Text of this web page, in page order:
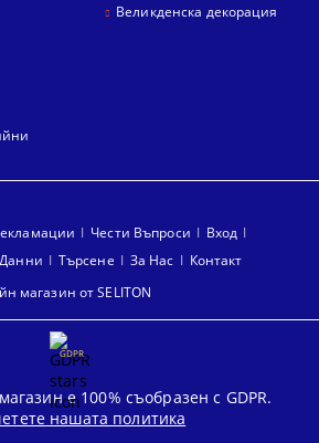
Великденска декорация
магазин от SELITON
Чести Въпроси
Вход
Търсене За Нас Контакт
GDPR
е 100% съобразен с GDPR.
нашата политика